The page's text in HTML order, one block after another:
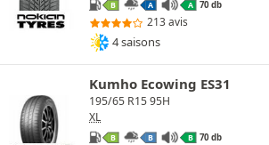
B A A 70 db
213 avis
4 saisons
Kumho Ecowing ES31
195/65 R15 95H
XL
B B B 70 db